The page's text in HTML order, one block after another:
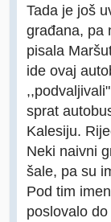
Tada je još
građana, pa
pisala
ide ovaj
sprat
Kalesiju.
Neki naivni
šale, pa su
Pod tim
poslovalo